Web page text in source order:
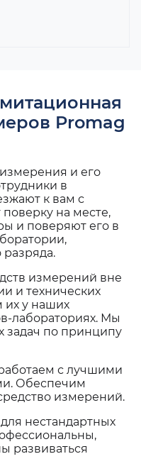
Promag
и его
в
к вам с
на месте,
и поверяют его в
измерений вне
и технических
их у наших
лабораториях. Мы
по принципу
с лучшими
Обеспечим
измерений.
нестандартных
развиваться